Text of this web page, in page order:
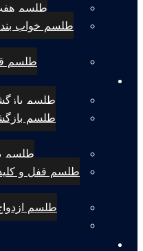
طلسم
طلسم قفل
طلسم بازگشت
طلسم
طلسم
طلسم ازدواج